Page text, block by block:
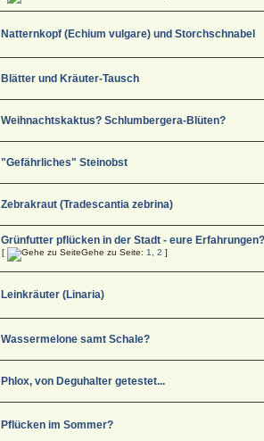
Natternkopf (Echium vulgare) und Storchschnabel
Blätter und Kräuter-Tausch
Weihnachtskaktus? Schlumbergera-Blüten?
"Gefährliches" Steinobst
Zebrakraut (Tradescantia zebrina)
Grünfutter pflücken in der Stadt - eure
[ Gehe zu Seite: 1 ,2 ]
Leinkräuter (Linaria)
Wassermelone samt Schale?
Phlox, von Deguhalter getestet...
Pflücken im Sommer?